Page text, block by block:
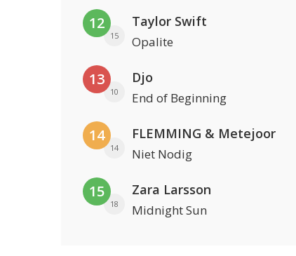
12
15
Taylor Swift
Opalite
13
10
Djo
End of Beginning
14
14
FLEMMING & Metejoor
Niet Nodig
15
18
Zara Larsson
Midnight Sun